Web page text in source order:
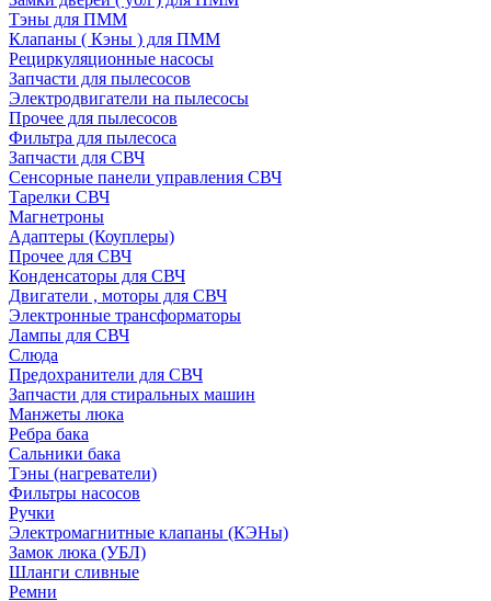
Тэны для ПММ
Клапаны ( Кэны ) для ПММ
Рециркуляционные насосы
Запчасти для пылесосов
Электродвигатели на пылесосы
Прочее для пылесосов
Фильтра для пылесоса
Запчасти для СВЧ
Сенсорные панели управления СВЧ
Тарелки СВЧ
Магнетроны
Адаптеры (Коуплеры)
Прочее для СВЧ
Конденсаторы для СВЧ
Двигатели , моторы для СВЧ
Электронные трансформаторы
Лампы для СВЧ
Слюда
Предохранители для СВЧ
Запчасти для стиральных машин
Манжеты люка
Ребра бака
Сальники бака
Тэны (нагреватели)
Фильтры насосов
Ручки
Электромагнитные клапаны (КЭНы)
Замок люка (УБЛ)
Шланги сливные
Ремни